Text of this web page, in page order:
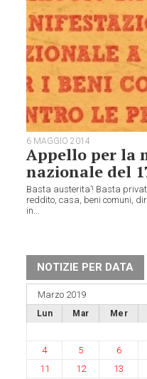
6 MAGGIO 2014
Appello per la
nazionale del
Basta austerita’! Basta
reddito, casa, beni comuni,
in...
NOTIZIE PER DATA
Marzo 2019
Lun Mar Mer
4
5 6
11
12 13